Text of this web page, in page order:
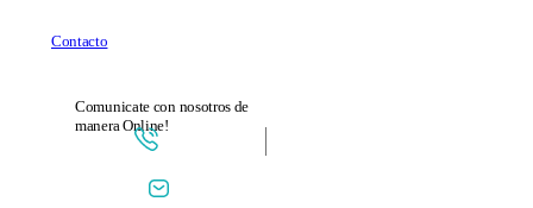
Contacto
Comunicate con nosotros de
manera Online!